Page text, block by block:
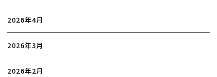
2026年4月
2026年3月
2026年2月